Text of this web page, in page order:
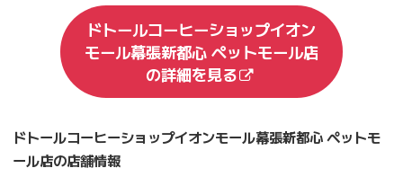
ドトールコーヒーショップイオン
モール幕張新都心 ペットモール店
の詳細を見る
ドトールコーヒーショップイオンモール幕張新都心 ペットモ
ール店の店舗情報